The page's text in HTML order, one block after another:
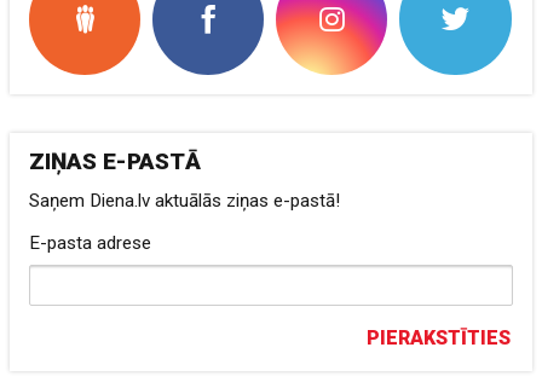
ZIŅAS E-PASTĀ
Saņem Diena.lv aktuālās ziņas e-pastā!
E-pasta adrese
PIERAKSTĪTIES